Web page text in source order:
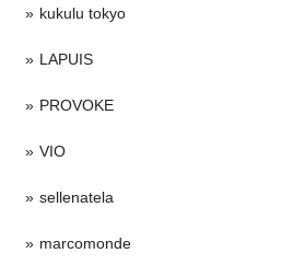
kukulu tokyo
LAPUIS
PROVOKE
VIO
sellenatela
marcomonde